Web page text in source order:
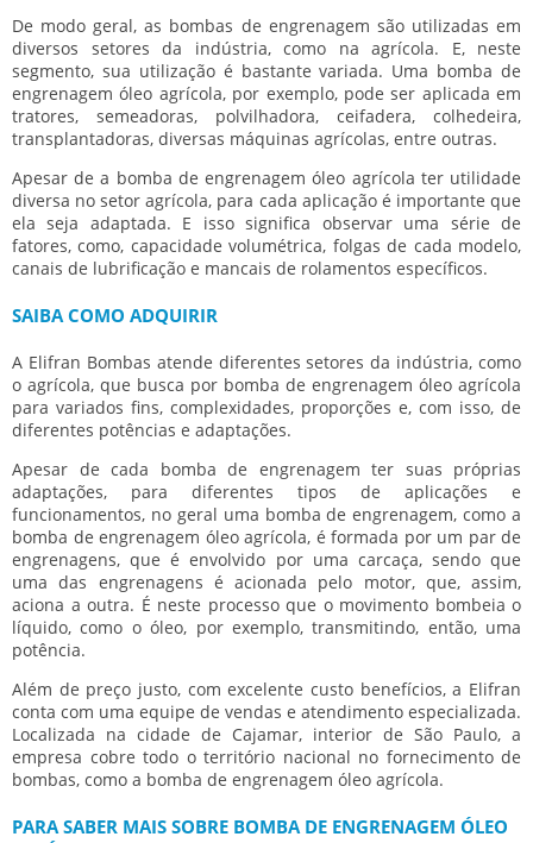
De modo geral, as bombas de engrenagem são utilizadas em
diversos setores da indústria, como na agrícola. E, neste
segmento, sua utilização é bastante variada. Uma bomba de
engrenagem óleo agrícola, por exemplo, pode ser aplicada em
tratores, semeadoras, polvilhadora, ceifadera, colhedeira,
transplantadoras, diversas máquinas agrícolas, entre outras.
Apesar de a bomba de engrenagem óleo agrícola ter utilidade
diversa no setor agrícola, para cada aplicação é importante que
ela seja adaptada. E isso significa observar uma série de
fatores, como, capacidade volumétrica, folgas de cada modelo,
canais de lubrificação e mancais de rolamentos específicos.
SAIBA COMO ADQUIRIR
A Elifran Bombas atende diferentes setores da indústria, como
o agrícola, que busca por bomba de engrenagem óleo agrícola
para variados fins, complexidades, proporções e, com isso, de
diferentes potências e adaptações.
Apesar de cada bomba de engrenagem ter suas próprias
adaptações, para diferentes tipos de aplicações e
funcionamentos, no geral uma bomba de engrenagem, como a
bomba de engrenagem óleo agrícola, é formada por um par de
engrenagens, que é envolvido por uma carcaça, sendo que
uma das engrenagens é acionada pelo motor, que, assim,
aciona a outra. É neste processo que o movimento bombeia o
líquido, como o óleo, por exemplo, transmitindo, então, uma
potência.
Além de preço justo, com excelente custo benefícios, a Elifran
conta com uma equipe de vendas e atendimento especializada.
Localizada na cidade de Cajamar, interior de São Paulo, a
empresa cobre todo o território nacional no fornecimento de
bombas, como a bomba de engrenagem óleo agrícola.
PARA SABER MAIS SOBRE BOMBA DE ENGRENAGEM ÓLEO